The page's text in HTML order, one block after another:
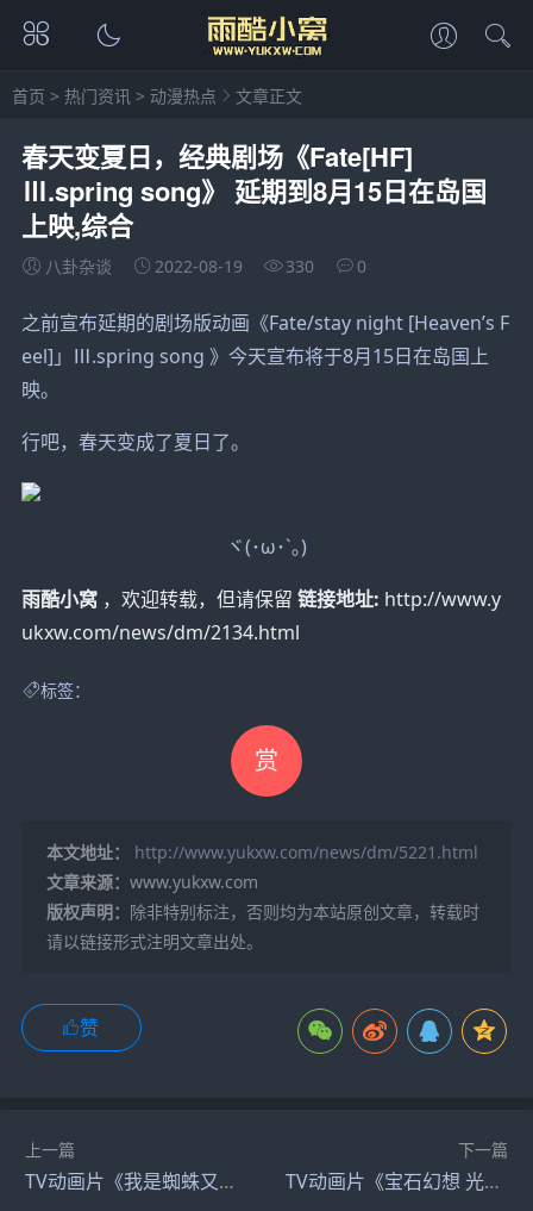
首页 > 热门资讯 > 动漫热点 文章正文
春天变夏日，经典剧场《Fate[HF]
Ⅲ.spring song》 延期到8月15日在岛国
上映,综合
八卦杂谈 2022-08-19 330 0
之前宣布延期的剧场版动画《Fate/stay night [Heaven’s F
eel]」Ⅲ.spring song 》今天宣布将于8月15日在岛国上
映。 ​​​​
行吧，春天变成了夏日了。
ヾ(･ω･`｡)
雨酷小窝 ，欢迎转载，但请保留 链接地址: http://www.y
ukxw.com/news/dm/2134.html
标签：
赏
本文地址：
http://www.yukxw.com/news/dm/5221.html
文章来源： www.yukxw.com
版权声明： 除非特别标注，否则均为本站原创文章，转载时
请以链接形式注明文章出处。
赞
上一篇
TV动画片《我是蜘蛛又怎样？》视觉绘公开，明年1月两季连播,综合
下一篇
TV动画片《宝石幻想 光芒重现》第4弹PV公开，7月4日开播,综合